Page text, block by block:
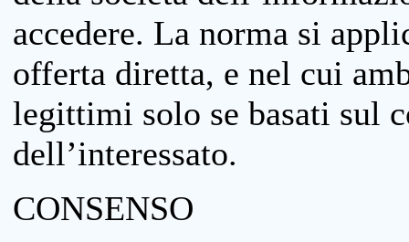
accedere. La norma si
offerta diretta, e nel cui
legittimi solo se basati sul
dell’interessato.
CONSENSO